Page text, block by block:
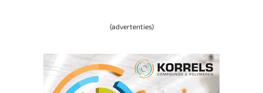
(advertenties)